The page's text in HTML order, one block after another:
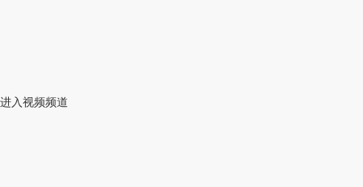
进入视频频道